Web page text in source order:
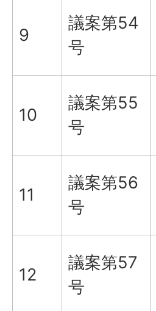
9
議案第54
号
10
議案第55
号
11
議案第56
号
12
議案第57
号